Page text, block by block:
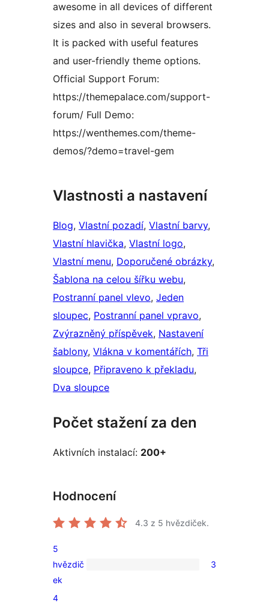
awesome in all devices of different
sizes and also in several browsers.
It is packed with useful features
and user-friendly theme options.
Official Support Forum:
https://themepalace.com/support-
forum/ Full Demo:
https://wenthemes.com/theme-
demos/?demo=travel-gem
Vlastnosti a nastavení
Blog, Vlastní pozadí, Vlastní barvy
Vlastní hlavička, Vlastní logo
Vlastní menu, Doporučené obrázky
Šablona na celou šířku webu
Postranní panel vlevo, Jeden
sloupec, Postranní panel vpravo
Zvýrazněný příspěvek, Nastavení
šablony, Vlákna v komentářích, Tři
sloupce, Připraveno k překladu
Dva sloupce
Počet stažení za den
Aktivních instalací: 200+
Hodnocení
4.3 z 5 hvězdiček.
3
5hvězdičkové
5
hvězdič
ek
3
4